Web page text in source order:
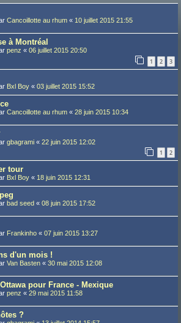
Cancoillotte au rhum « 10 juillet 2015 21:55
à Montréal
penz « 06 juillet 2015 20:50
1 2 3
Bxl Boy « 03 juillet 2015 15:52
Cancoillotte au rhum « 28 juin 2015 10:34
gbagrami « 22 juin 2015 12:02
1 2
tour
Bxl Boy « 18 juin 2015 12:31
bad seed « 08 juin 2015 17:52
Frankinho « 07 juin 2015 13:27
d'un mois !
Van Basten « 30 mai 2015 12:08
pour France - Mexique
penz « 29 mai 2015 11:58
?